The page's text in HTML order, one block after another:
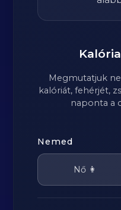
Megmutatjuk
kalóriát, fehérjét,
naponta a
Nemed
Nő 👩